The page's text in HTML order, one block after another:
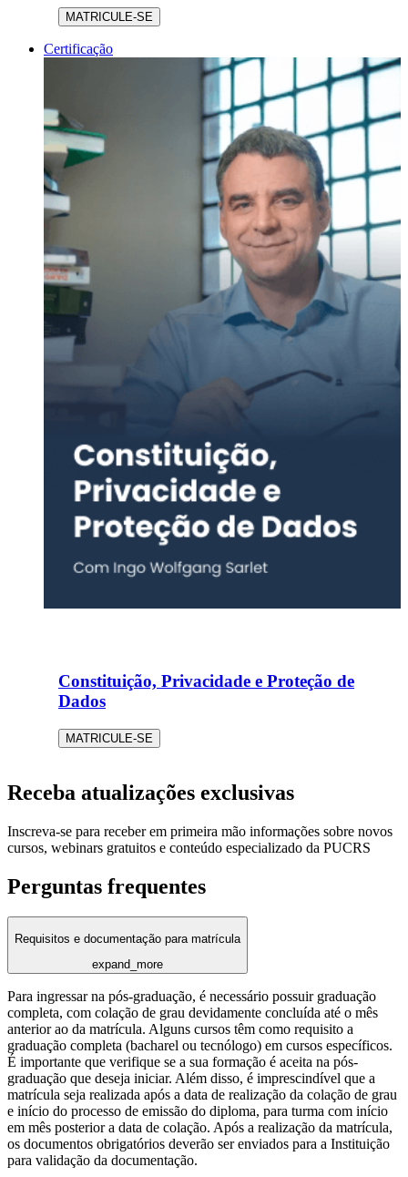
MATRICULE-SE
Certificação
Constituição, Privacidade e Proteção de
Dados
MATRICULE-SE
Receba atualizações exclusivas
Inscreva-se para receber em primeira mão informações sobre novos
cursos, webinars gratuitos e conteúdo especializado da PUCRS
Perguntas frequentes
Requisitos e documentação para matrícula
expand_more
Para ingressar na pós-graduação, é necessário possuir graduação
completa, com colação de grau devidamente concluída até o mês
anterior ao da matrícula. Alguns cursos têm como requisito a
graduação completa (bacharel ou tecnólogo) em cursos específicos.
É importante que verifique se a sua formação é aceita na pós-
graduação que deseja iniciar. Além disso, é imprescindível que a
matrícula seja realizada após a data de realização da colação de grau
e início do processo de emissão do diploma, para turma com início
em mês posterior a data de colação. Após a realização da matrícula,
os documentos obrigatórios deverão ser enviados para a Instituição
para validação da documentação.